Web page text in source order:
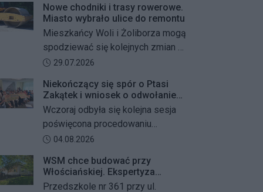
Powstania Warszawskiego oraz
żołnierzy Armii Krajowej Obwodu
„Żywiciel”. W programie znalazły
się akcje porządkowania miejsc
pamięci, uroczystości patriotyczne,
spotkania z powstańcami oraz
wspólne oddanie hołdu bohaterom
Nowe chodniki i trasy rowerowe.
Miasto wybrało ulice do remontu
Mieszkańcy Woli i Żoliborza mogą
spodziewać się kolejnych zmian w
miejskiej przestrzeni. Warszawa
dróg dla rowerów na kilku ważnych
ulicach obu dzielnic. Wykonawcy
mają zostać wybrani w przetargu, a
wszystkie prace mają zakończyć
się jeszcze w tym roku.
Data dodania artykułu:
29.07.2026
Niekończący się spór o Ptasi
Zakątek i wniosek o odwołanie
przewodniczącego Rady
Dzielnicy
Wczoraj odbyła się kolejna sesja
poświęcona procedowaniu
obywatelskiego projektu uchwały
zaniechania budowy zespołu
przedszkolno-żłobkowego przy ul.
Data dodania artykułu:
04.08.2026
WSM chce budować przy
Włościańskiej. Ekspertyza
wykazała problemy z gruntem
Przedszkole nr 361 przy ul.